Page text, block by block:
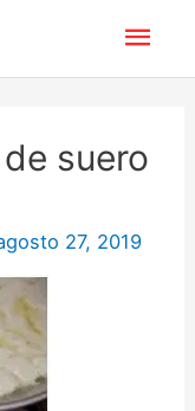
suero
27, 2019